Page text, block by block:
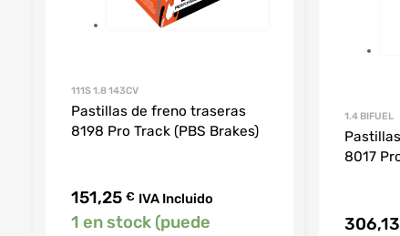
111S 1.8 143CV
Pastillas de freno traseras
8198 Pro Track (PBS Brakes)
151,25 € IVA Incluido
1 en stock (puede
1.4 BIFUEL
8017
306,13